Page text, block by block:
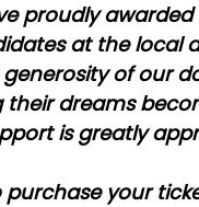
proudly
at the local
of our
their dreams
is greatly
purchase your